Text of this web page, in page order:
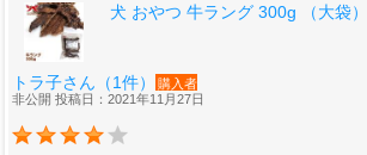
犬 おやつ 牛ラング 300g （大袋）
トラ子さん（1件）
購入者
非公開 投稿日：2021年11月27日